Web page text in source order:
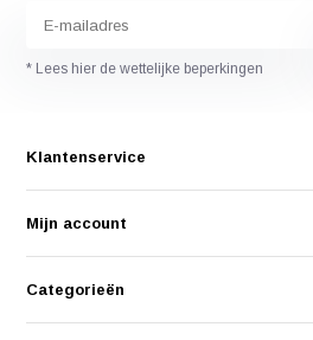
* Lees hier de wettelijke beperkingen
Klantenservice
Mijn account
Categorieën